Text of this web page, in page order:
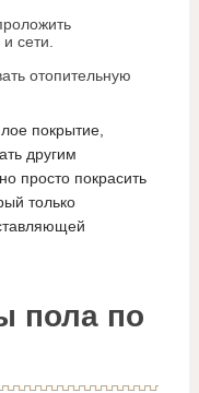
сети.
отопительную
покрытие,
другим
просто покрасить
только
пола по